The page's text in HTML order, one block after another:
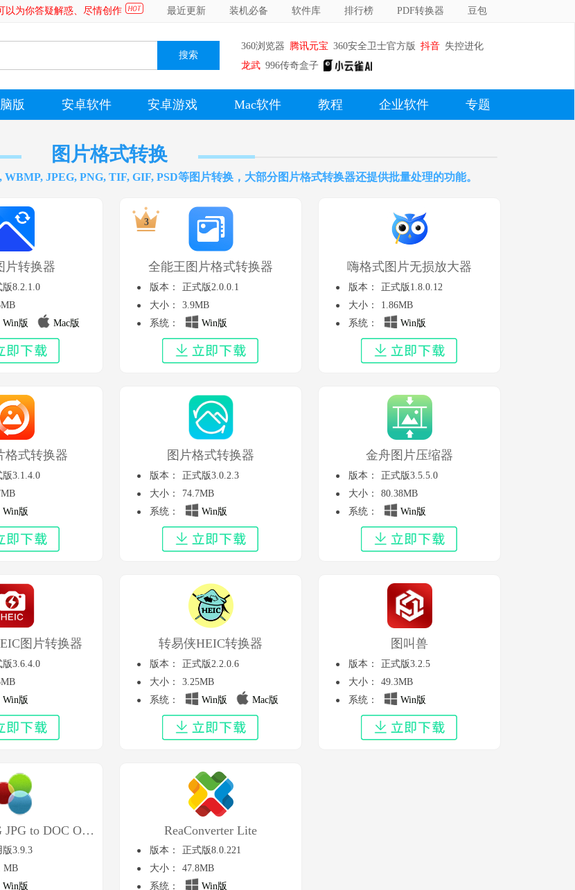
以为你答疑解惑、尽情创作 最近更新 装机必备 软件库 排行榜 PDF转换器 豆包
360浏览器 腾讯元宝 360安全卫士官方版 抖音 失控进化
龙武 996传奇盒子
版 安卓软件 安卓游戏 Mac软件 教程 企业软件 专题
图片格式转换
JPEG, PNG, TIF, GIF, PSD等图片转换，大部分图片格式转换器还提供批量处理的功能。
片转换器
版8.2.1.0
Win版 Mac版
全能王图片格式转换器
版本：
正式版2.0.0.1
大小：
3.9MB
系统：
Win版
嗨格式图片无损放大器
版本：
正式版1.8.0.12
大小：
1.86MB
系统：
Win版
格式转换器
版3.1.4.0
Win版
图片格式转换器
版本：
正式版3.0.2.3
大小：
74.7MB
系统：
Win版
金舟图片压缩器
版本：
正式版3.5.5.0
大小：
80.38MB
系统：
Win版
图片转换器
版3.6.4.0
Win版
转易侠HEIC转换器
版本：
正式版2.2.0.6
大小：
3.25MB
系统：
Win版 Mac版
图叫兽
版本：
正式版3.2.5
大小：
49.3MB
系统：
Win版
Aostsoft JPEG JPG to DOC OCR Converter
版3.9.3
MB
Win版
ReaConverter Lite
版本：
正式版8.0.221
大小：
47.8MB
系统：
Win版